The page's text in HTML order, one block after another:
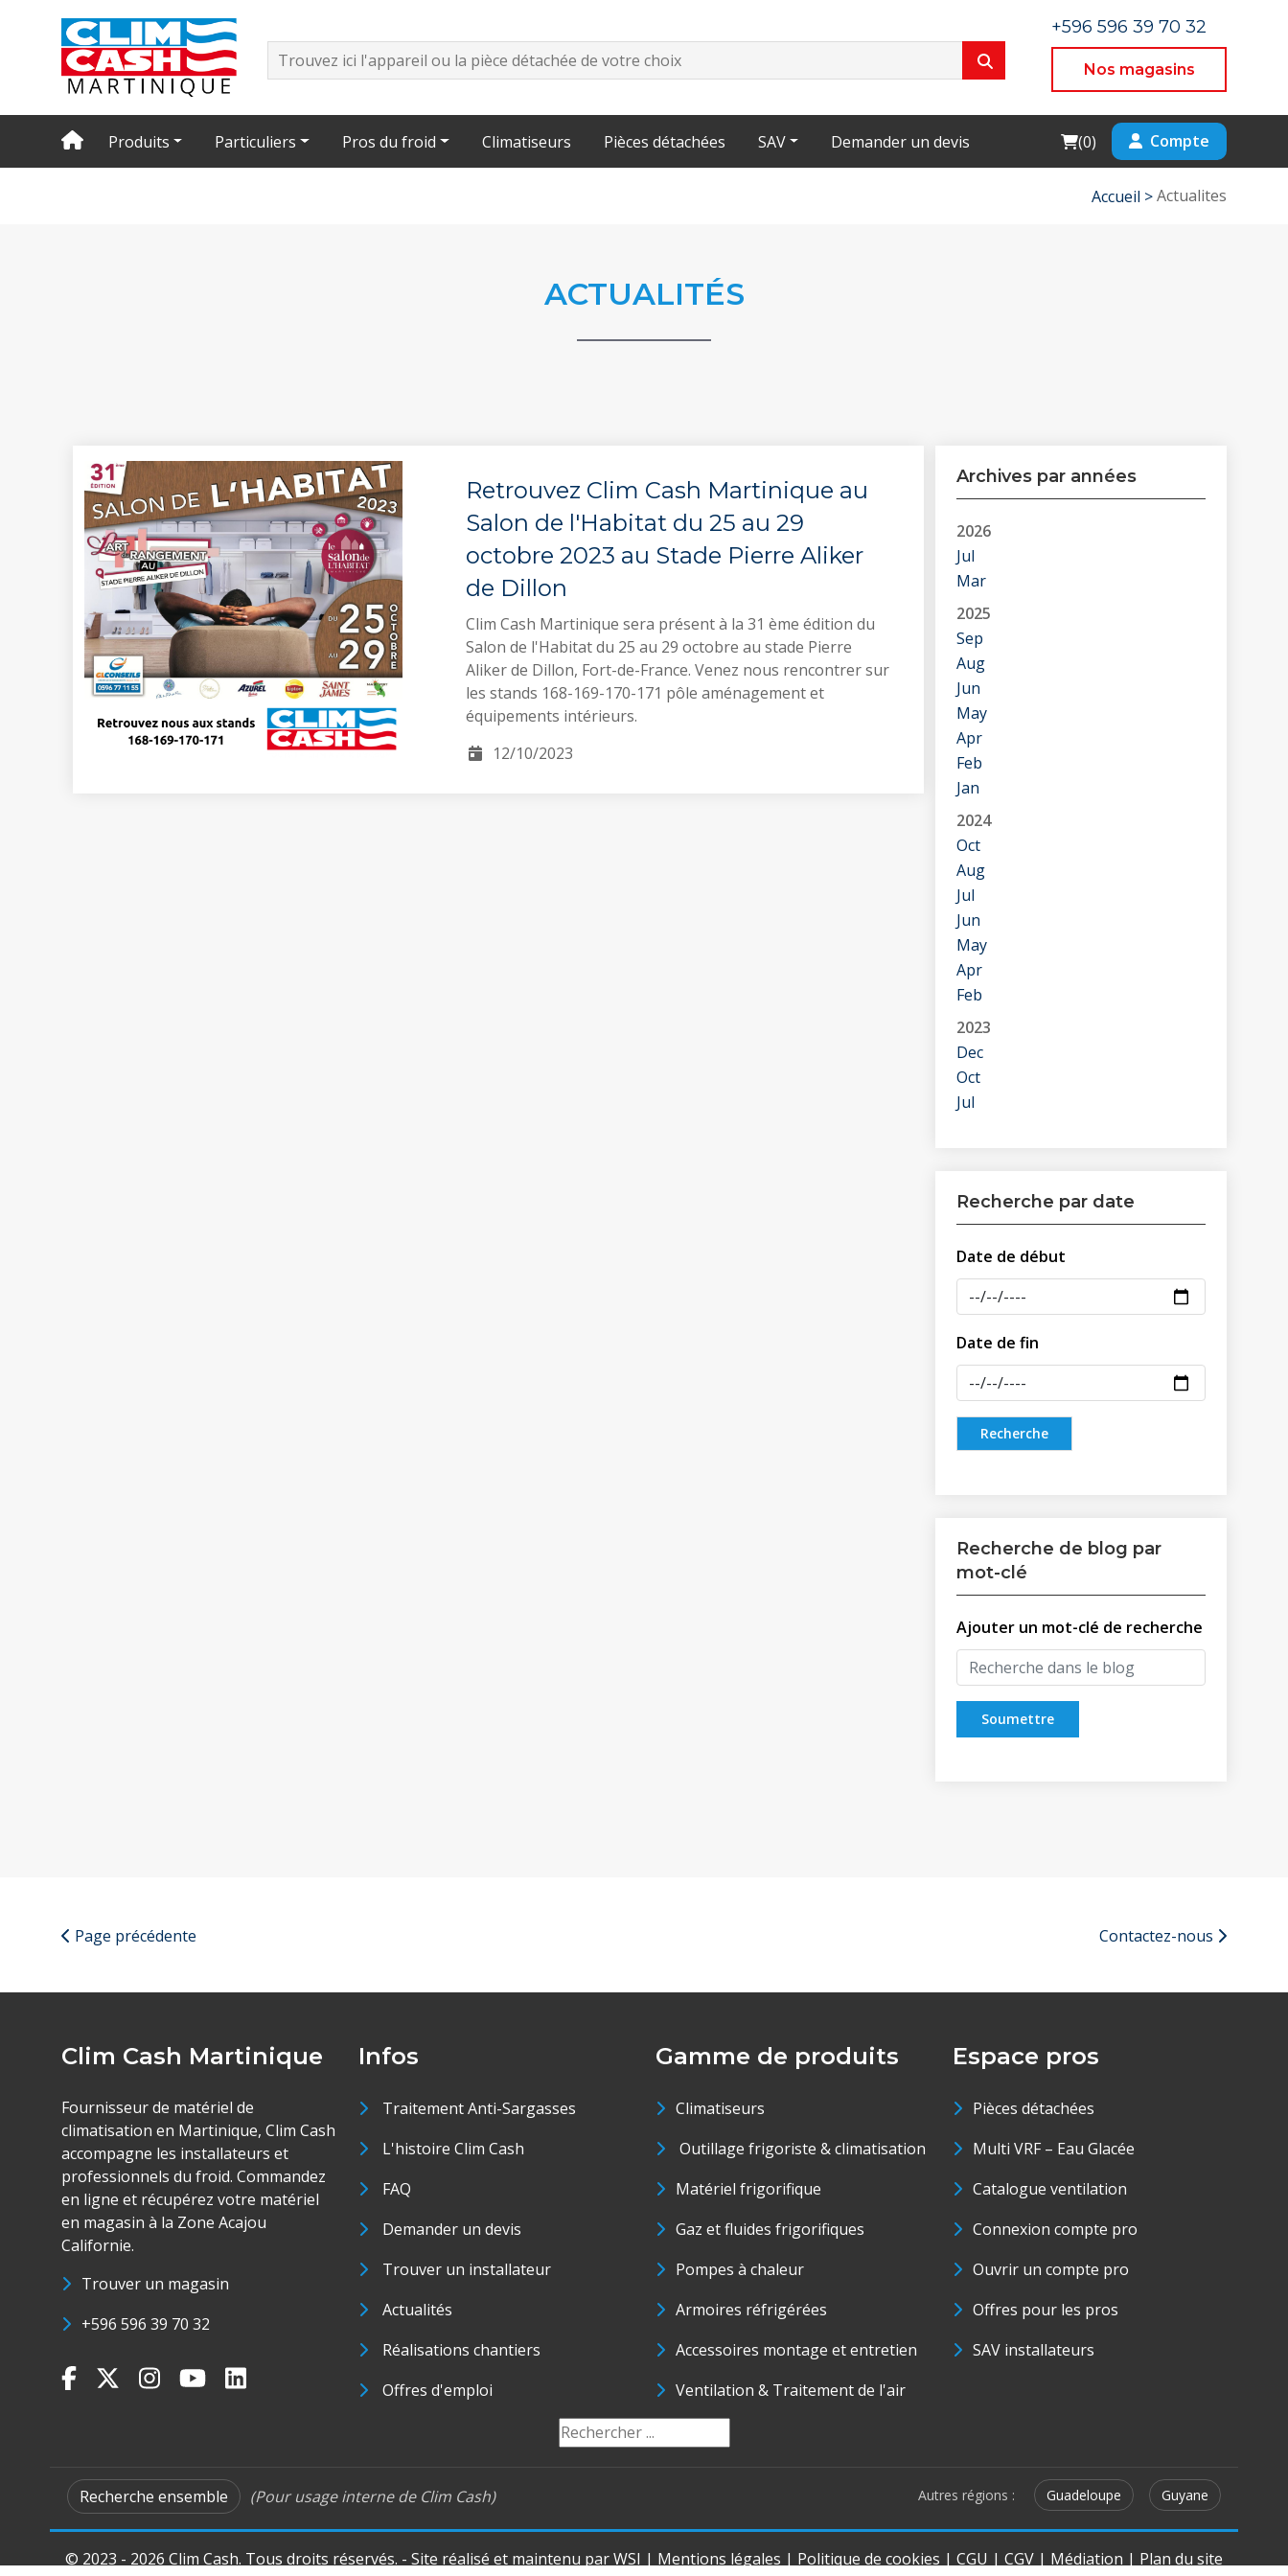
+596 596 39 70 32
Nos magasins
Produits Particuliers Pros du froid Climatiseurs Pièces détachées SAV Demander un devis Cart
(0) Compte
Accueil >Actualites
ACTUALITÉS
Retrouvez Clim Cash Martinique au
Salon de l'Habitat du 25 au 29
octobre 2023 au Stade Pierre Aliker
de Dillon
Clim Cash Martinique sera présent à la 31 ème édition du
Salon de l'Habitat du 25 au 29 octobre au stade Pierre
Aliker de Dillon, Fort-de-France. Venez nous rencontrer sur
les stands 168-169-170-171 pôle aménagement et
équipements intérieurs.
12/10/2023
Archives par années
2026
Jul
Mar
2025
Sep
Aug
Jun
May
Apr
Feb
Jan
2024
Oct
Aug
Jul
Jun
May
Apr
Feb
2023
Dec
Oct
Jul
Recherche par date
Date de début
Date de fin
Recherche de blog par
mot-clé
Ajouter un mot-clé de recherche
Soumettre
Page précédente Contactez-nous
Clim Cash Martinique
Fournisseur de matériel de
climatisation en Martinique, Clim Cash
accompagne les installateurs et
professionnels du froid. Commandez
en ligne et récupérez votre matériel
en magasin à la Zone Acajou
Californie.
Trouver un magasin
+596 596 39 70 32
Infos
Traitement Anti-Sargasses
L'histoire Clim Cash
FAQ
Demander un devis
Trouver un installateur
Actualités
Réalisations chantiers
Offres d'emploi
Gamme de produits
Climatiseurs
Outillage frigoriste & climatisation
Matériel frigorifique
Gaz et fluides frigorifiques
Pompes à chaleur
Armoires réfrigérées
Accessoires montage et entretien
Ventilation & Traitement de l'air
Espace pros
Pièces détachées
Multi VRF – Eau Glacée
Catalogue ventilation
Connexion compte pro
Ouvrir un compte pro
Offres pour les pros
SAV installateurs
Recherche ensemble (Pour usage interne de Clim Cash) Autres régions : Guadeloupe Guyane
© 2023 - 2026 Clim Cash. Tous droits réservés. - Site réalisé et maintenu parWSI | Mentions légales | Politique de cookies | CGU | CGV | Médiation | Plan du site